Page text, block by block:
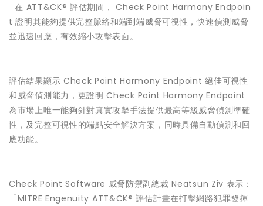
 在 ATT&CK® 評估期間， Check Point Harmony Endpoin
t 證明其能夠提供完整脈絡和端到端威脅可視性，快速偵測威脅
並迅速回應，有效縮小攻擊表面。
評估結果顯示 Check Point Harmony Endpoint 絕佳可視性
和威脅偵測能力，更證明 Check Point Harmony Endpoint
為市場上唯一能夠針對真實攻擊手法提供最高等級威脅偵測準確
性，及完整可視性的端點安全解決方案，同時具備自動偵測和回
應功能。
Check Point Software 威脅防禦副總裁 Neatsun Ziv 表示：
「MITRE Engenuity ATT&CK® 評估計畫在打擊網路犯罪發揮